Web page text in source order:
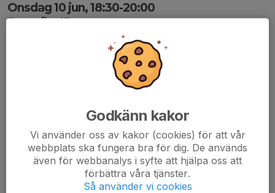
Onsdag 10 jun, 18:30-20:00
Bergviks IP
Godkänn kakor
Vi använder oss av kakor (cookies) för att vår
webbplats ska fungera bra för dig. De används
även för webbanalys i syfte att hjälpa oss att
förbättra våra tjänster.
Så använder vi cookies